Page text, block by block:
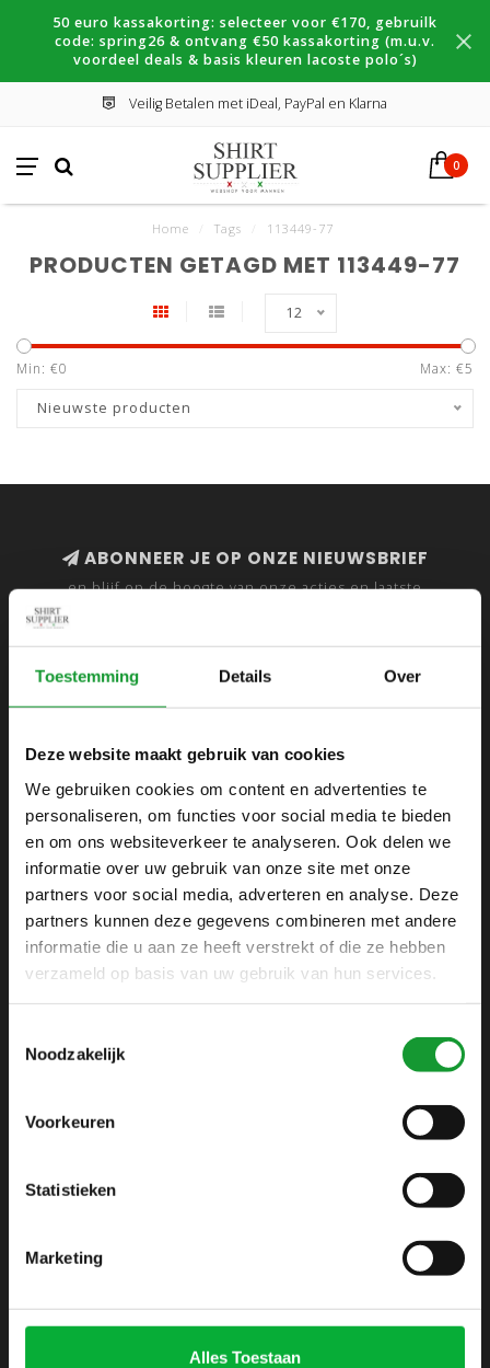
Toestemming Details Over
Deze website maakt gebruik van cookies
We gebruiken cookies om content en advertenties te
personaliseren, om functies voor social media te bieden
en om ons websiteverkeer te analyseren. Ook delen we
informatie over uw gebruik van onze site met onze
partners voor social media, adverteren en analyse. Deze
partners kunnen deze gegevens combineren met andere
informatie die u aan ze heeft verstrekt of die ze hebben
verzameld op basis van uw gebruik van hun services.
Noodzakelijk
Voorkeuren
Statistieken
Marketing
Alles Toestaan
50 euro kassakorting: selecteer voor €170, gebruilk
code: spring26 & ontvang €50 kassakorting (m.u.v.
voordeel deals & basis kleuren lacoste polo´s)
Veilig Betalen met iDeal, PayPal en Klarna
0
Home Tags 113449-77
PRODUCTEN GETAGD MET 113449-77
12
Min: €0 Max: €5
Nieuwste producten
ABONNEER JE OP ONZE NIEUWSBRIEF
en blijf op de hoogte van onze acties en laatste
SHIRTSUPPLIER.NL
Webshop voor mannen
Zijlijnstraat 24
1433 DC
+31 6 42 52 32 80
+31 6 42 52 32 80
Disclaimer
Privacy Policy